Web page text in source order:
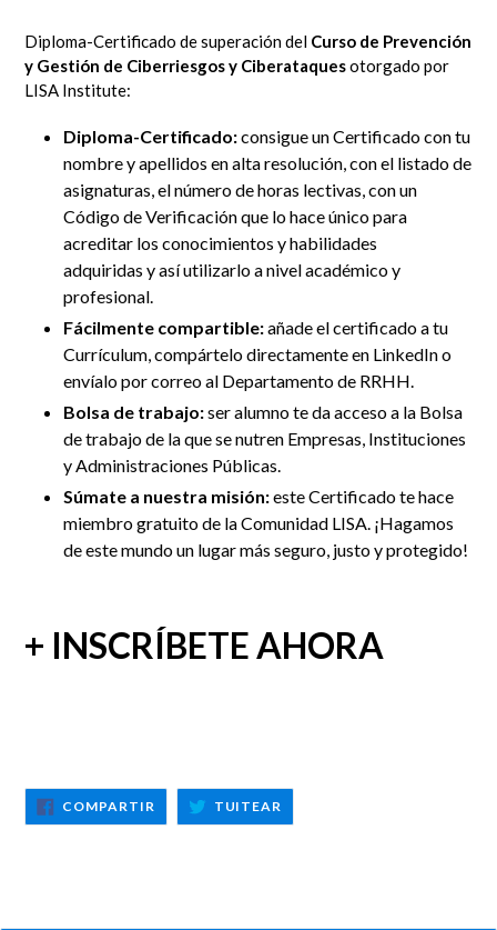
Diploma-Certificado de superación del Curso de Prevención
y Gestión de Ciberriesgos y Ciberataquesotorgado por
LISA Institute:
Diploma-Certificado:consigue un Certificado con tu
nombre y apellidos en alta resolución, con el listado de
asignaturas, el número de horas lectivas, con un
Código de Verificación que lo hace único para
acreditar los conocimientos y habilidades
adquiridas y así utilizarlo a nivel académico y
profesional.
Fácilmente compartible:añade el certificado a tu
Currículum, compártelo directamente en LinkedIno
envíalo por correo al Departamento de RRHH.
Bolsa de trabajo:ser alumno te da acceso a la Bolsa
de trabajo de la que se nutren Empresas, Instituciones
y Administraciones Públicas.
Súmate a nuestra misión:este Certificado te hace
miembro gratuito de la Comunidad LISA. ¡Hagamos
de este mundo un lugar más seguro, justo y protegido!
+ INSCRÍBETE AHORA
COMPARTIR COMPARTIR
EN
FACEBOOK
TUITEAR
TWITTER